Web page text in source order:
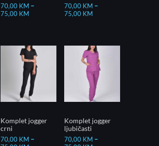
70,00 KM –
75,00 KM
70,00 KM –
75,00 KM
Komplet jogger
crni
70,00 KM –
Komplet jogger
ljubičasti
70,00 KM –